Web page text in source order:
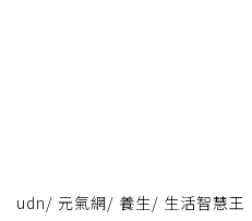
udn/ 元氣網/ 養生/ 生活智慧王